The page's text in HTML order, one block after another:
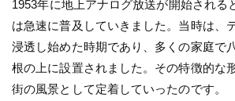
1953年に地上アナログ放送が開始される
は急速に普及していきました。当時は、
浸透し始めた時期であり、多くの家庭で
根の上に設置されました。その特徴的な
街の風景として定着していったのです。